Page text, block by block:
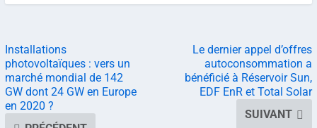
Installations
photovoltaïques : vers un
marché mondial de 142
GW dont 24 GW en Europe
en 2020 ?
Le dernier appel d’offres
autoconsommation a
bénéficié à Réservoir Sun,
EDF EnR et Total Solar
SUIVANT